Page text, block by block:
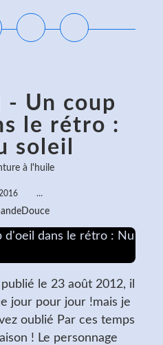
- Un coup
le rétro :
soleil
à l'huile
…
le 23 août 2012, il
jour pour jour !mais je
oublié Par ces temps
! Le personnage